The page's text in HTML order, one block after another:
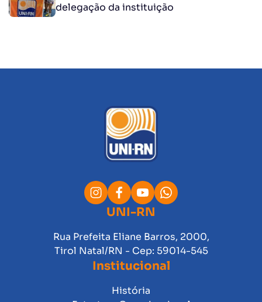
delegação da instituição
UNI-RN
Rua Prefeita Eliane Barros, 2000,
Tirol Natal/RN - Cep: 59014-545
Institucional
História